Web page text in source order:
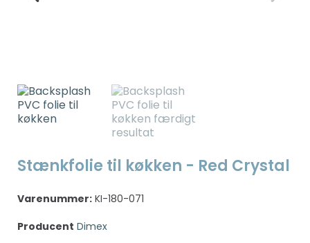
Stænkfolie til køkken - Red Crystal
Varenummer: KI-180-071
Producent Dimex